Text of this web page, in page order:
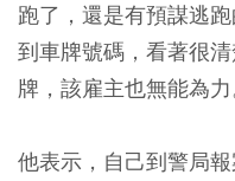
跑了，還是有預謀逃
到車牌號碼，看著很
牌，該雇主也無能為力
他表示，自己到警局